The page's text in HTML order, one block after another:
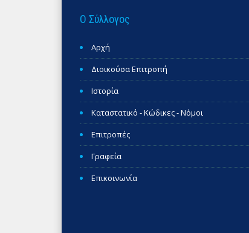
Ο Σύλλογος
Αρχή
Διοικούσα Επιτροπή
Ιστορία
Καταστατικό - Κώδικες - Νόμοι
Επιτροπές
Γραφεία
Επικοινωνία